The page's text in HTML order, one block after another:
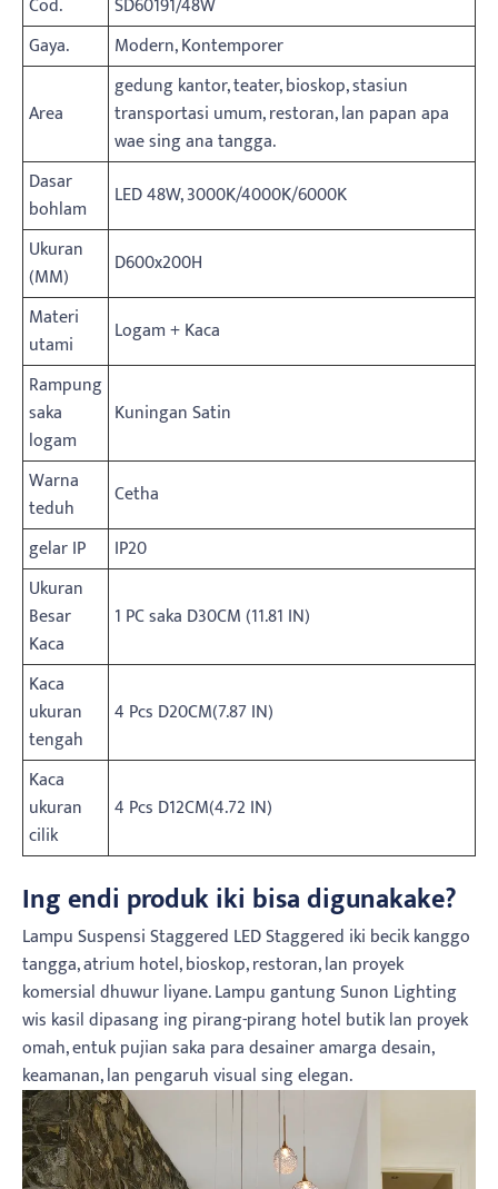
Gaya.
Modern, Kontemporer
Area
gedung kantor, teater, bioskop, stasiun
transportasi umum, restoran, lan papan apa
wae sing ana tangga.
Dasar
bohlam
LED 48W, 3000K/4000K/6000K
Ukuran
(MM)
D600x200H
Materi
utami
Logam + Kaca
Rampung
saka
logam
Kuningan Satin
Warna
teduh
Cetha
gelar IP
IP20
Ukuran
Besar
Kaca
1 PC saka D30CM (11.81 IN)
Kaca
ukuran
tengah
4 Pcs D20CM(7.87 IN)
Kaca
ukuran
cilik
4 Pcs D12CM(4.72 IN)
Ing endi produk iki bisa digunakake?
Lampu Suspensi Staggered LED Staggered iki becik kanggo
tangga, atrium hotel, bioskop, restoran, lan proyek
komersial dhuwur liyane. Lampu gantung Sunon Lighting
wis kasil dipasang ing pirang-pirang hotel butik lan proyek
omah, entuk pujian saka para desainer amarga desain,
keamanan, lan pengaruh visual sing elegan.